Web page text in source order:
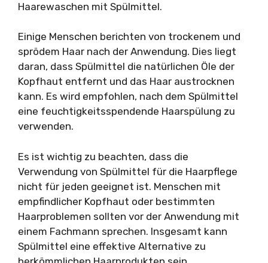
Haarewaschen mit Spülmittel.
Einige Menschen berichten von trockenem und
sprödem Haar nach der Anwendung. Dies liegt
daran, dass Spülmittel die natürlichen Öle der
Kopfhaut entfernt und das Haar austrocknen
kann. Es wird empfohlen, nach dem Spülmittel
eine feuchtigkeitsspendende Haarspülung zu
verwenden.
Es ist wichtig zu beachten, dass die
Verwendung von Spülmittel für die Haarpflege
nicht für jeden geeignet ist. Menschen mit
empfindlicher Kopfhaut oder bestimmten
Haarproblemen sollten vor der Anwendung mit
einem Fachmann sprechen. Insgesamt kann
Spülmittel eine effektive Alternative zu